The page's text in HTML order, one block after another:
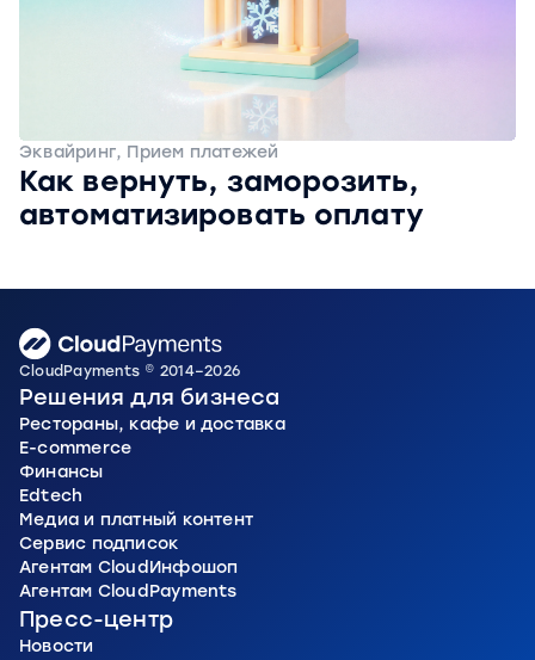
Эквайринг, Прием платежей
Как вернуть, заморозить,
автоматизировать оплату
CloudPayments © 2014–2026
Решения для бизнеса
Рестораны, кафе и доставка
E-commerce
Финансы
Edtech
Медиа и платный контент
Сервис подписок
Агентам CloudИнфошоп
Агентам CloudPayments
Пресс-центр
Новости